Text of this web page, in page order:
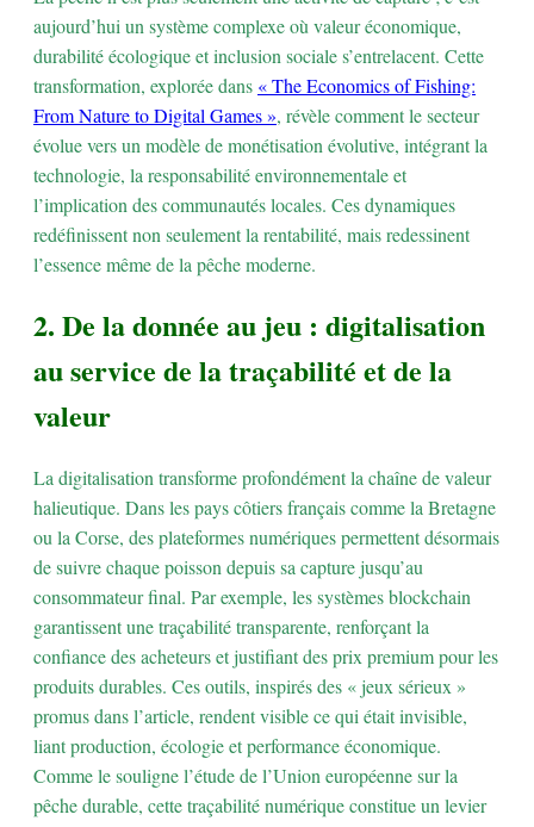
aujourd’hui un système complexe où valeur économique,
durabilité écologique et inclusion sociale s’entrelacent. Cette
transformation, explorée dans « The Economics of Fishing:
From Nature to Digital Games », révèle comment le secteur
évolue vers un modèle de monétisation évolutive, intégrant la
technologie, la responsabilité environnementale et
l’implication des communautés locales. Ces dynamiques
redéfinissent non seulement la rentabilité, mais redessinent
l’essence même de la pêche moderne.
2. De la donnée au jeu : digitalisation
au service de la traçabilité et de la
valeur
La digitalisation transforme profondément la chaîne de valeur
halieutique. Dans les pays côtiers français comme la Bretagne
ou la Corse, des plateformes numériques permettent désormais
de suivre chaque poisson depuis sa capture jusqu’au
consommateur final. Par exemple, les systèmes blockchain
garantissent une traçabilité transparente, renforçant la
confiance des acheteurs et justifiant des prix premium pour les
produits durables. Ces outils, inspirés des « jeux sérieux »
promus dans l’article, rendent visible ce qui était invisible,
liant production, écologie et performance économique.
Comme le souligne l’étude de l’Union européenne sur la
pêche durable, cette traçabilité numérique constitue un levier